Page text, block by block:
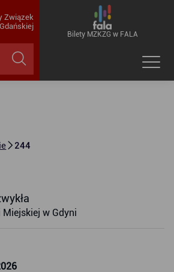
Związek
Bilety MZKZG w FALA
244
w Gdyni